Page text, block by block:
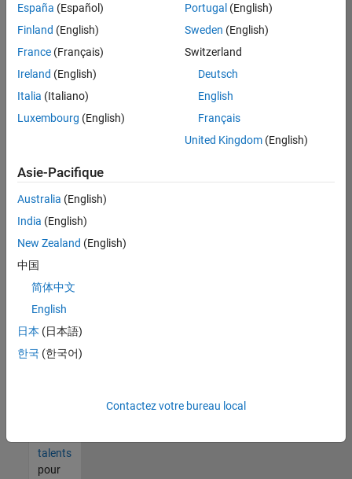
Vous
pouvez
élargir
votre
recherche
ou
afficher
l’ensemble
d'emploi.
malgré
tout
vous
trouvez
pas
d'offre
corresponde
à vos
talents
pour
España (Español)
Finland (English)
France (Français)
Ireland (English)
Italia (Italiano)
Luxembourg (English)
Portugal (English)
Sweden (English)
Switzerland
Deutsch
English
Français
United Kingdom(English)
Asie-Pacifique
Australia (English)
India (English)
New Zealand (English)
中国
简体中文
English
日本 (日本語)
한국 (한국어)
Contactez votre bureau local